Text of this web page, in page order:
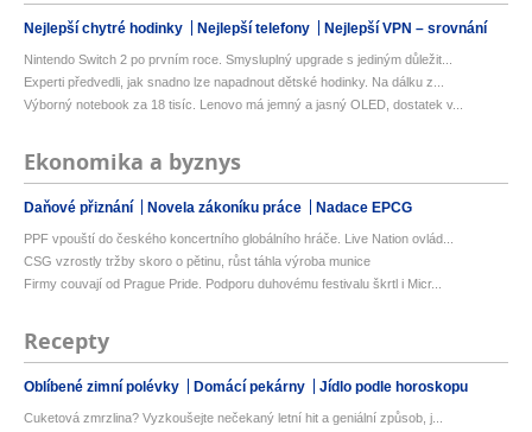
Nejlepší chytré hodinky Nejlepší telefony Nejlepší VPN – srovnání
Nintendo Switch 2 po prvním roce. Smysluplný upgrade s jediným důležit...
Experti předvedli, jak snadno lze napadnout dětské hodinky. Na dálku z...
Výborný notebook za 18 tisíc. Lenovo má jemný a jasný OLED, dostatek v...
Ekonomika a byznys
Daňové přiznání Novela zákoníku práce Nadace EPCG
PPF vpouští do českého koncertního globálního hráče. Live Nation ovlád...
CSG vzrostly tržby skoro o pětinu, růst táhla výroba munice
Firmy couvají od Prague Pride. Podporu duhovému festivalu škrtl i Micr...
Recepty
Oblíbené zimní polévky Domácí pekárny Jídlo podle horoskopu
Cuketová zmrzlina? Vyzkoušejte nečekaný letní hit a geniální způsob, j...